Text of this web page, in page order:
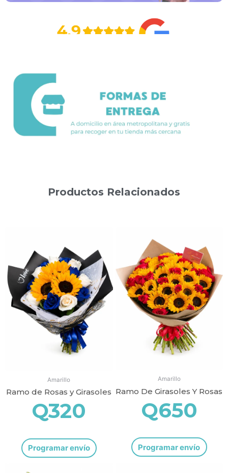
Productos Relacionados
Amarillo
Ramo de Rosas y Girasoles
Q320
Programar envío
Amarillo
Ramo De Girasoles Y Rosas
Q650
Programar envío